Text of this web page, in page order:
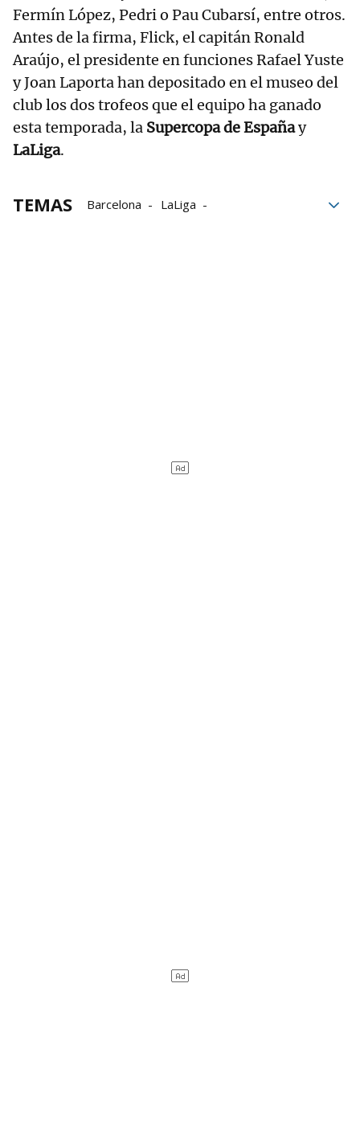
Fermín López, Pedri o Pau Cubarsí, entre otros.
Antes de la firma, Flick, el capitán Ronald
Araújo, el presidente en funciones Rafael Yuste
y Joan Laporta han depositado en el museo del
club los dos trofeos que el equipo ha ganado
esta temporada, la Supercopa de Españay
LaLiga.
TEMAS Barcelona
LaLiga